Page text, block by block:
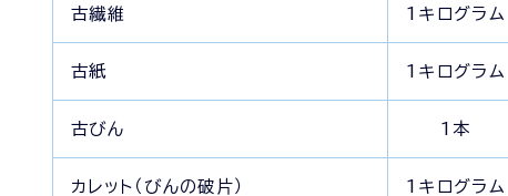
古繊維 1キログラム
古紙 1キログラム
古びん 1本
カレット（びんの破片） 1キログラム